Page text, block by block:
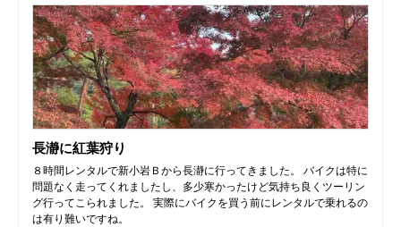
長瀞に紅葉狩り
８時間レンタルで新小岩Ｂから長瀞に行ってきました。 バイクは特に
問題なく走ってくれましたし、多少寒かったけど気持ち良くツーリン
グ行ってこられました。 実際にバイクを買う前にレンタルで乗れるの
は有り難いですね。